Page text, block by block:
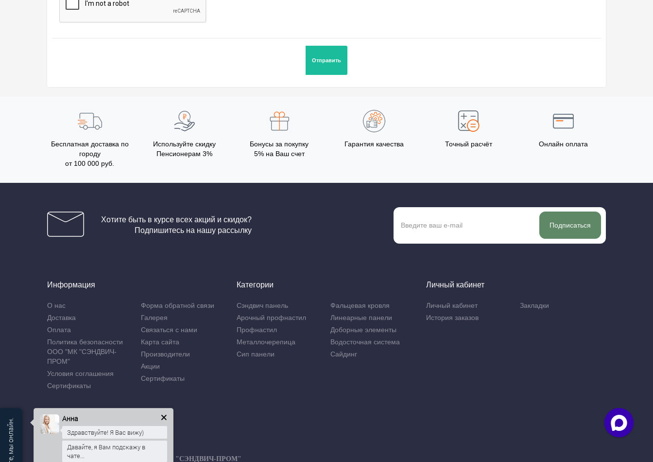
Бесплатная доставка по
городу
от 100 000 руб.
Используйте скидку
Пенсионерам 3%
Бонусы за покупку
5% на Ваш счет
Гарантия качества Точный расчёт Онлайн оплата
Хотите быть в курсе всех акций и скидок?
Подпишитесь на нашу рассылку
Подписаться
Информация
О нас
Доставка
Оплата
Политика безопасности
ООО "МК "СЭНДВИЧ-
ПРОМ"
Условия соглашения
Сертификаты
Форма обратной связи
Галерея
Связаться с нами
Карта сайта
Производители
Акции
Сертификаты
Категории
Сэндвич панель
Арочный профнастил
Профнастил
Металлочерепица
Сип панели
Фальцевая кровля
Линеарные панели
Доборные элементы
Водосточная система
Сайдинг
Личный кабинет
Личный кабинет
История заказов
Закладки
Производственная компания ООО "МК "СЭНДВИЧ-ПРОМ"
Анна
Здравствуйте! Я Вас вижу)
Давайте, я Вам подскажу в
чате...